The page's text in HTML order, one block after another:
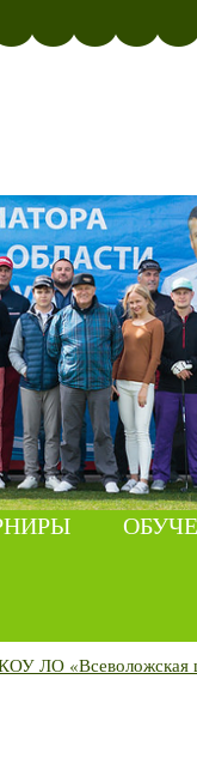
ЛО «Всеволожская